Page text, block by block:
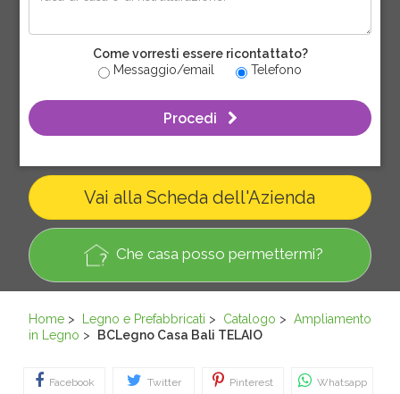
Come vorresti essere ricontattato?
Messaggio/email
Telefono
Procedi
Che casa posso permettermi?
Vai alla Scheda dell'Azienda
Home > Legno e Prefabbricati > Catalogo > Ampliamento
in Legno > BCLegno Casa Bali TELAIO
Facebook Twitter Pinterest Whatsapp